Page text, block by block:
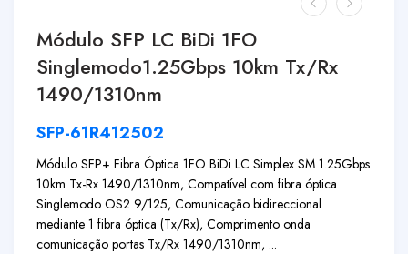
Módulo SFP LC BiDi 1FO
Singlemodo1.25Gbps 10km Tx/Rx
1490/1310nm
SFP-61R412502
Módulo SFP+ Fibra Óptica 1FO BiDi LC Simplex SM 1.25Gbps
10km Tx-Rx 1490/1310nm, Compatível com fibra óptica
Singlemodo OS2 9/125, Comunicação bidireccional
mediante 1 fibra óptica (Tx/Rx), Comprimento onda
comunicação portas Tx/Rx 1490/1310nm, ...